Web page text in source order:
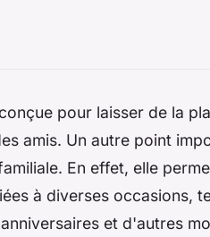
pour laisser de la
amis. Un autre point
En effet, elle
à diverses occasions,
et d'autres